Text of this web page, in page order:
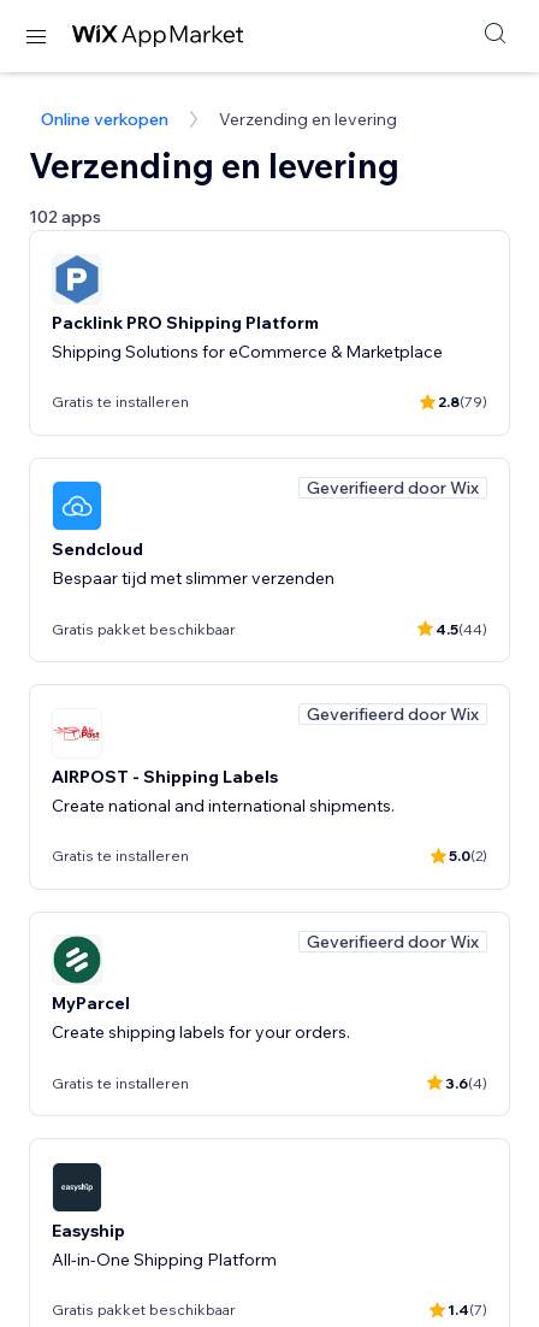
Online verkopen Verzending en levering
Verzending en levering
102 apps
Packlink PRO Shipping Platform
Shipping Solutions for eCommerce & Marketplace
Gratis te installeren 2.8(79)
Geverifieerd door Wix
Sendcloud
Bespaar tijd met slimmer verzenden
Gratis pakket beschikbaar 4.5(44)
Geverifieerd door Wix
AIRPOST - Shipping Labels
Create national and international shipments.
Gratis te installeren 5.0(2)
Geverifieerd door Wix
MyParcel
Create shipping labels for your orders.
Gratis te installeren 3.6(4)
Easyship
All-in-One Shipping Platform
Gratis pakket beschikbaar 1.4(7)